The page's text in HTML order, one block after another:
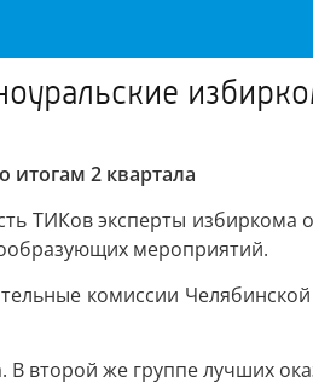
2 квартала
ТИКов эксперты
мероприятий.
комиссии
второй же группе лучших